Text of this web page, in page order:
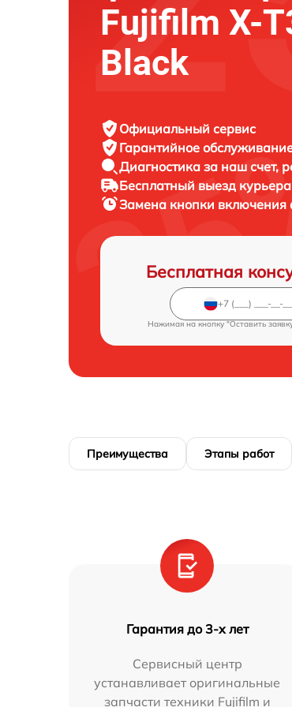
Fujifilm X-
Black
Официальный сервис
Гарантийное
Диагностика за наш счет,
Бесплатный выезд курьера
Замена кнопки включения
Бесплатная
Нажимая на кнопку "Оставить
Преимущества Этапы работ
Гарантия до 3-х лет
Сервисный центр
устанавливает оригинальные
запчасти техники Fujifilm и